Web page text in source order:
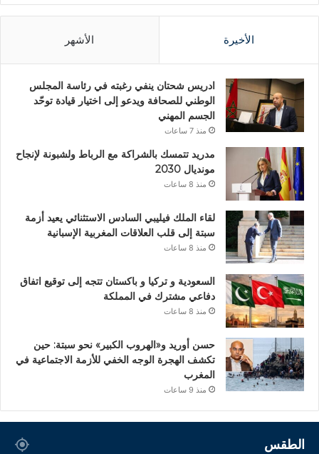
الأخيرة الأشهر
ادريس شحتان ينفي رغبته في رئاسة المجلس
الوطني للصحافة ويدعو إلى اختيار قيادة توحّد
الجسم المهني
منذ 7 ساعات
مدريد تتمسك بالشراكة مع الرباط ولشبونة لإنجاح
مونديال 2030
منذ 8 ساعات
لقاء الملك فيليبي السادس الاستثنائي يعيد أزمة
سبتة إلى قلب العلاقات المغربية الإسبانية
منذ 8 ساعات
السعودية و تركيا و باكستان تتجه إلى توقيع اتفاق
دفاعي مشترك في المملكة
منذ 8 ساعات
حسن أوريد و«الهروب الكبير» نحو سبتة: حين
تكشف الهجرة الوجه الخفي للأزمة الاجتماعية في
المغرب
منذ 9 ساعات
الطقس